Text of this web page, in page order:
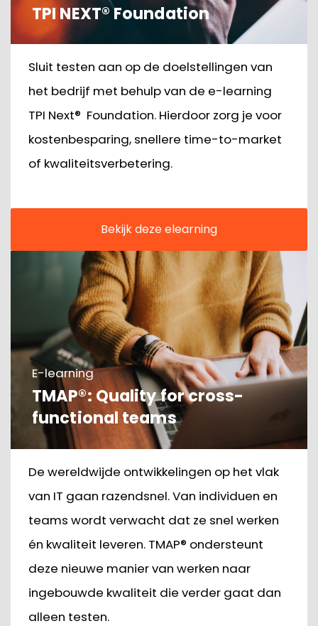
TPI NEXT® Foundation
Sluit testen aan op de doelstellingen van
het bedrijf met behulp van de e-learning
TPI Next® Foundation. Hierdoor zorg je voor
kostenbesparing, snellere time-to-market
of kwaliteitsverbetering.
Bekijk deze elearning
E-learning
TMAP®: Quality for cross-
functional teams
De wereldwijde ontwikkelingen op het vlak
van IT gaan razendsnel. Van individuen en
teams wordt verwacht dat ze snel werken
én kwaliteit leveren. TMAP® ondersteunt
deze nieuwe manier van werken naar
ingebouwde kwaliteit die verder gaat dan
alleen testen.